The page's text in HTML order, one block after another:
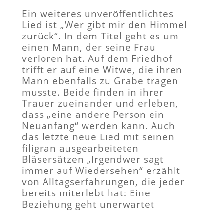
Ein weiteres unveröffentlichtes
Lied ist „Wer gibt mir den Himmel
zurück“. In dem Titel geht es um
einen Mann, der seine Frau
verloren hat. Auf dem Friedhof
trifft er auf eine Witwe, die ihren
Mann ebenfalls zu Grabe tragen
musste. Beide finden in ihrer
Trauer zueinander und erleben,
dass „eine andere Person ein
Neuanfang“ werden kann. Auch
das letzte neue Lied mit seinen
filigran ausgearbeiteten
Bläsersätzen „Irgendwer sagt
immer auf Wiedersehen“ erzählt
von Alltagserfahrungen, die jeder
bereits miterlebt hat: Eine
Beziehung geht unerwartet